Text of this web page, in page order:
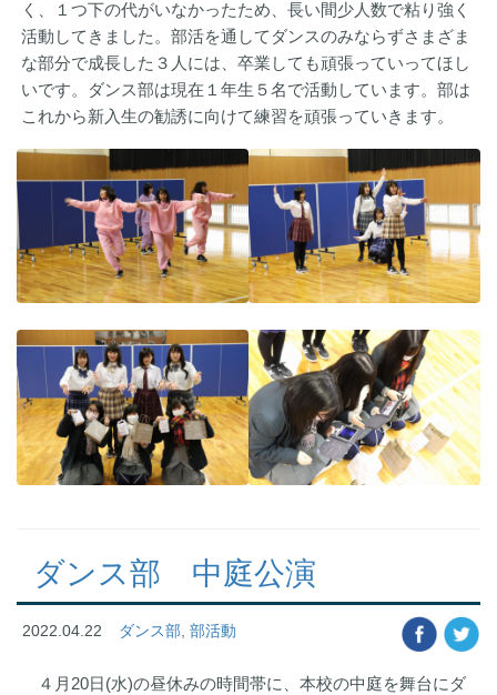
く、１つ下の代がいなかったため、長い間少人数で粘り強く
活動してきました。部活を通してダンスのみならずさまざま
な部分で成長した３人には、卒業しても頑張っていってほし
いです。ダンス部は現在１年生５名で活動しています。部は
これから新入生の勧誘に向けて練習を頑張っていきます。
ダンス部 中庭公演
2022.04.22 ダンス部 部活動
４月20日(水)の昼休みの時間帯に、本校の中庭を舞台にダ